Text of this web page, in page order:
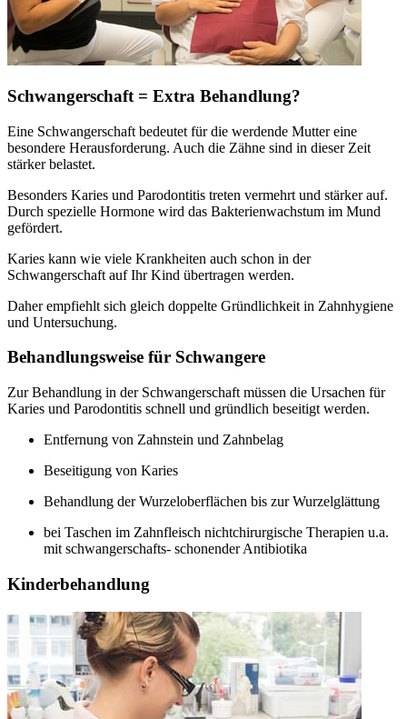
Schwangerschaft = Extra Behandlung?
Eine Schwangerschaft bedeutet für die werdende Mutter eine
besondere Herausforderung. Auch die Zähne sind in dieser Zeit
stärker belastet.
Besonders Karies und Parodontitis treten vermehrt und stärker auf.
Durch spezielle Hormone wird das Bakterienwachstum im Mund
gefördert.
Karies kann wie viele Krankheiten auch schon in der
Schwangerschaft auf Ihr Kind übertragen werden.
Daher empfiehlt sich gleich doppelte Gründlichkeit in Zahnhygiene
und Untersuchung.
Behandlungsweise für Schwangere
Zur Behandlung in der Schwangerschaft müssen die Ursachen für
Karies und Parodontitis schnell und gründlich beseitigt werden.
Entfernung von Zahnstein und Zahnbelag
Beseitigung von Karies
Behandlung der Wurzeloberflächen bis zur Wurzelglättung
bei Taschen im Zahnfleisch nichtchirurgische Therapien u.a.
mit schwangerschafts- schonender Antibiotika
Kinderbehandlung